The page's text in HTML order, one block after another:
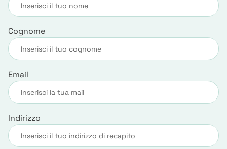
Cognome
Email
Indirizzo